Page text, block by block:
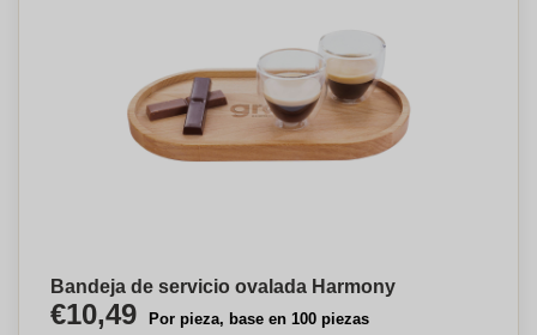
Bandeja de servicio ovalada Harmony
€10,49 Por pieza, base en 100 piezas